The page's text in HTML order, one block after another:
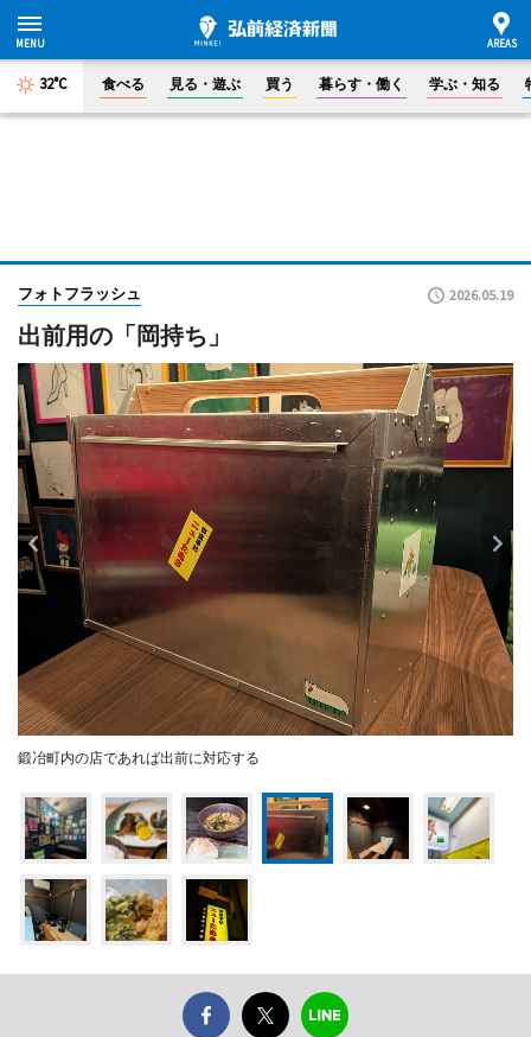
32°C 食べる 見る・遊ぶ 買う 暮らす・働く 学ぶ・知る
フォトフラッシュ 2026.05.19
出前用の「岡持ち」
鍛冶町内の店であれば出前に対応する